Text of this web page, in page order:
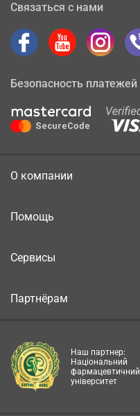
Связаться с нами
Безопасность платежей
О компании
Помощь
Сервисы
Партнёрам
Наш партнер:
Національний
фармацевтичний
університет